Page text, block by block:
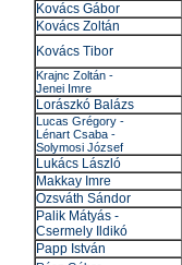
Kovács Gábor
Kovács Zoltán
Kovács Tibor
Krajnc Zoltán -
Jenei Imre
Lorászkó Balázs
Lucas Grégory -
Lénart Csaba -
Solymosi József
Lukács László
Makkay Imre
Ozsváth Sándor
Palik Mátyás -
Csermely Ildikó
Papp István